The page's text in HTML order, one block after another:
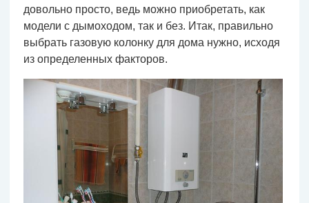
довольно просто, ведь можно приобретать, как
модели с дымоходом, так и без. Итак, правильно
выбрать газовую колонку для дома нужно, исходя
из определенных факторов.